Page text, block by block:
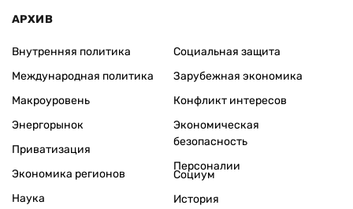
АРХИВ
Внутренняя политика
Международная политика
Макроуровень
Энергорынок
Приватизация
Экономика регионов
Социальная защита
Зарубежная экономика
Конфликт интересов
Экономическая
безопасность
Персоналии
Наука
Социум
История